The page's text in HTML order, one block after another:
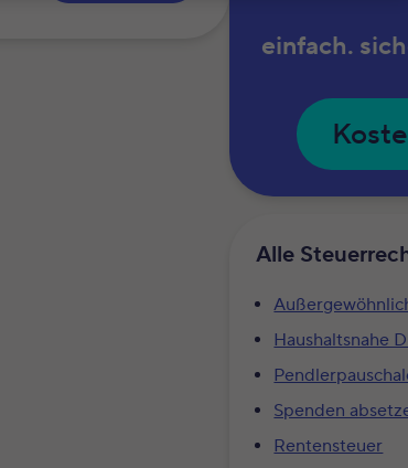
einfach.
Alle
Haushaltsnahe
Spenden
Rentensteuer